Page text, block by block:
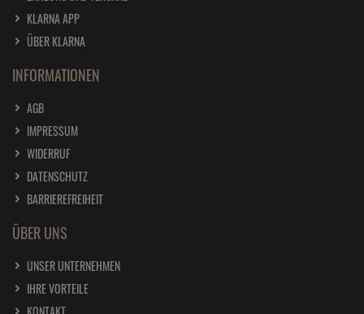
KLARNA APP
ÜBER KLARNA
INFORMATIONEN
AGB
IMPRESSUM
WIDERRUF
DATENSCHUTZ
BARRIEREFREIHEIT
ÜBER UNS
UNSER UNTERNEHMEN
IHRE VORTEILE